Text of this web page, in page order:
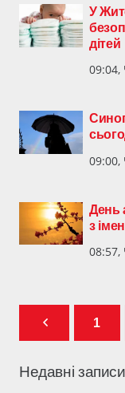
У
дітей
09:04,
09:00,
День
з
08:57,
1
Недавні записи